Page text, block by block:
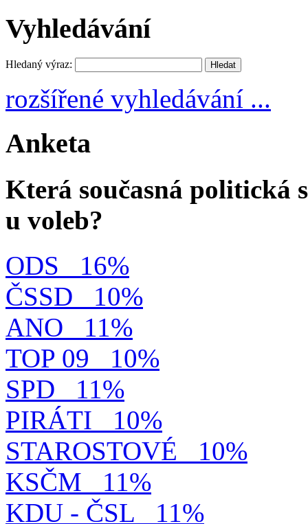
Vyhledávání
Hledaný výraz:
rozšířené vyhledávání ...
Anketa
Která současná politická
u voleb?
ODS
16%
ČSSD
10%
ANO
11%
TOP 09
10%
SPD
11%
PIRÁTI
10%
STAROSTOVÉ
10%
KSČM
11%
KDU - ČSL
11%